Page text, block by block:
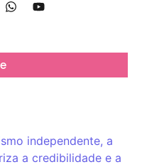
independente, a
a credibilidade e a